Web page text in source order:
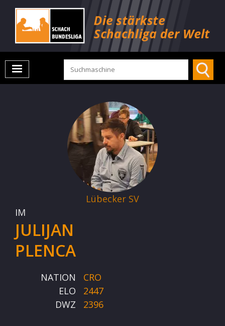
Lübecker SV
IM
JULIJAN
PLENCA
NATION
CRO
ELO
2447
DWZ
2396